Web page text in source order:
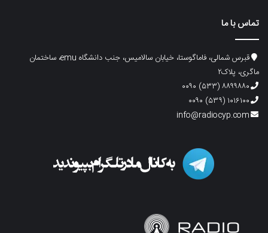
تماس با ما
قبرس شمالی، فاماگوستا، خیابان سالامیس، جنب دانشگاه emu، ساختمان
ماگری، پلاک۲
۸۸۹۹۸۸۰ (۵۳۳) ۰۰۹۰
۱۰۱۶۱۰۰ (۵۳۹) ۰۰۹۰
info@radiocyp.com